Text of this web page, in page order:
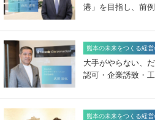
港」を目指し、前
熊本の未来をつくる経営
大手がやらない、
認可・企業誘致・
熊本の未来をつくる経営